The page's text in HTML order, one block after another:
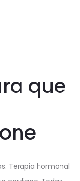
que
Terapia hormonal